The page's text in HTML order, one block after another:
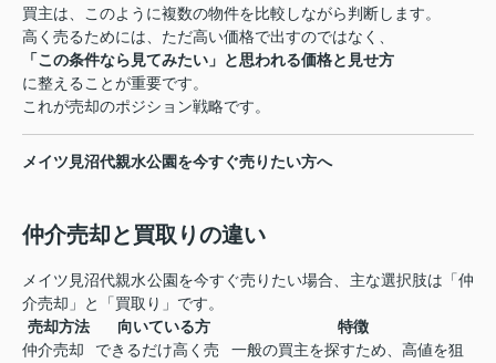
買主は、このように複数の物件を比較しながら判断します。
高く売るためには、ただ高い価格で出すのではなく、
「この条件なら見てみたい」と思われる価格と見せ方
に整えることが重要です。
これが売却のポジション戦略です。
メイツ見沼代親水公園を今すぐ売りたい方へ
仲介売却と買取りの違い
メイツ見沼代親水公園を今すぐ売りたい場合、主な選択肢は「仲
介売却」と「買取り」です。
売却方法
向いている方
特徴
仲介売却
できるだけ高く売
一般の買主を探すため、高値を狙